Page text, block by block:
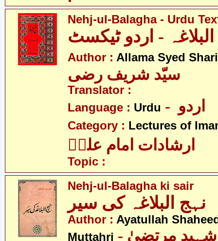
Nehj-ul-Balagha - Urdu
- اردو ٹیکسٹ
Author : Allama Syed
سیّد شریف رضی
Translator :
Language : Urdu
Category : Lectures of
ارشادات امام علیؑ
Topic :
Nehj-ul-Balagha ki sair
نہج البلاغہ کی سیر
Author : Ayatullah
Muttahri - آیت اللہ شہید مرتضیٰ